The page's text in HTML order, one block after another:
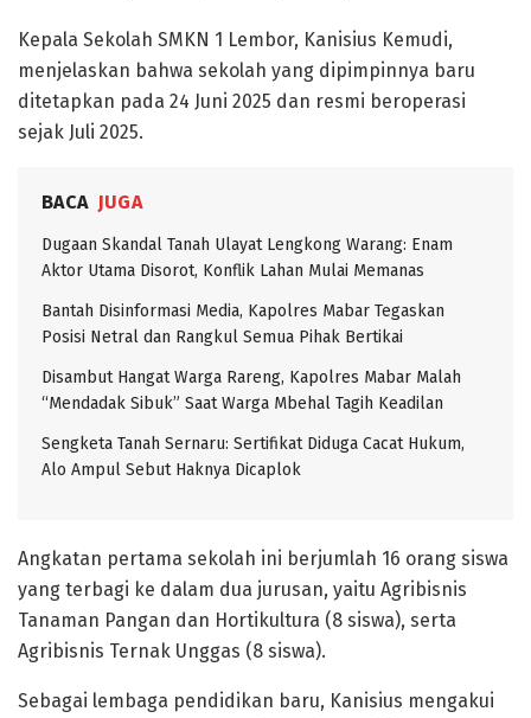
​Kepala Sekolah SMKN 1 Lembor, Kanisius Kemudi,
menjelaskan bahwa sekolah yang dipimpinnya baru
ditetapkan pada 24 Juni 2025 dan resmi beroperasi
sejak Juli 2025.
BACA JUGA
Dugaan Skandal Tanah Ulayat Lengkong Warang: Enam
Aktor Utama Disorot, Konflik Lahan Mulai Memanas
Bantah Disinformasi Media, Kapolres Mabar Tegaskan
Posisi Netral dan Rangkul Semua Pihak Bertikai
Disambut Hangat Warga Rareng, Kapolres Mabar Malah
“Mendadak Sibuk” Saat Warga Mbehal Tagih Keadilan
Sengketa Tanah Sernaru: Sertifikat Diduga Cacat Hukum,
Alo Ampul Sebut Haknya Dicaplok
Angkatan pertama sekolah ini berjumlah 16 orang siswa
yang terbagi ke dalam dua jurusan, yaitu Agribisnis
Tanaman Pangan dan Hortikultura (8 siswa), serta
Agribisnis Ternak Unggas (8 siswa).
​Sebagai lembaga pendidikan baru, Kanisius mengakui